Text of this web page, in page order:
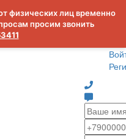
физических лиц временно
просим звонить